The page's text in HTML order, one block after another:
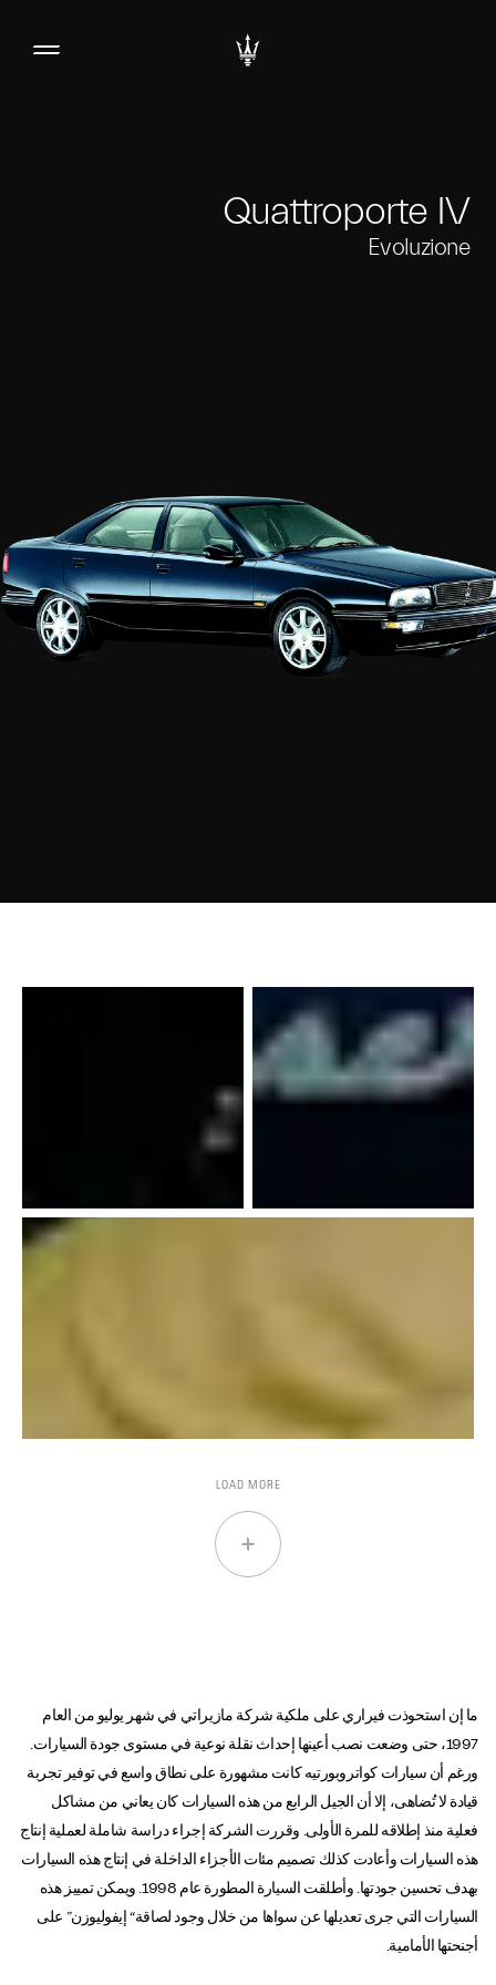
Quattroporte IV
Evoluzione
LOAD MORE
ما إن استحوذت فيراري على ملكية شركة مازيراتي في شهر يوليو من العام
1997، حتى وضعت نصب أعينها إحداث نقلة نوعية في مستوى جودة السيارات.
ورغم أن سيارات كواتروبورتيه كانت مشهورة على نطاق واسع في توفير تجربة
قيادة لا تُضاهى، إلا أن الجيل الرابع من هذه السيارات كان يعاني من مشاكل
فعلية منذ إطلاقه للمرة الأولى. وقررت الشركة إجراء دراسة شاملة لعملية إنتاج
هذه السيارات وأعادت كذلك تصميم مئات الأجزاء الداخلة في إنتاج هذه السيارات
بهدف تحسين جودتها. وأطلقت السيارة المطورة عام 1998. ويمكن تمييز هذه
السيارات التي جرى تعديلها عن سواها من خلال وجود لصاقة“ إيفوليوزن” على
أجنحتها الأمامية.